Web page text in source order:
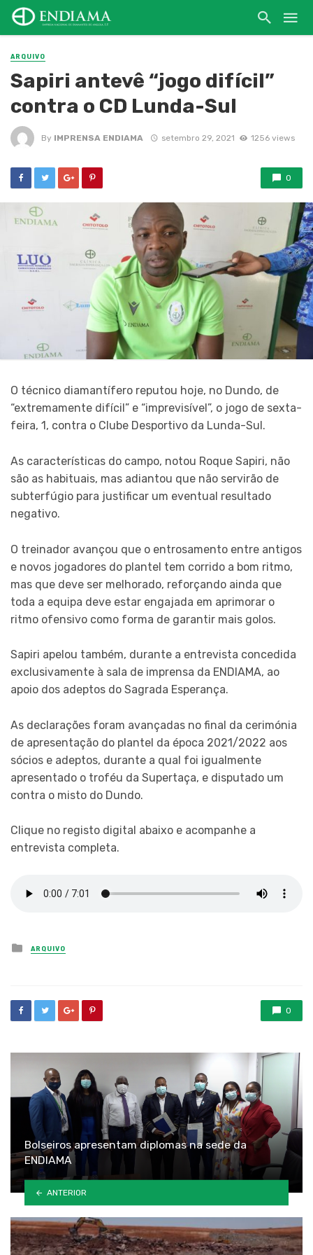
ARQUIVO
Sapiri antevê “jogo difícil”
contra o CD Lunda-Sul
By IMPRENSA ENDIAMA setembro 29, 2021 1256 views
0
O técnico diamantífero reputou hoje, no Dundo, de
“extremamente difícil” e “imprevisível”, o jogo de sexta-
feira, 1, contra o Clube Desportivo da Lunda-Sul.
As características do campo, notou Roque Sapiri, não
são as habituais, mas adiantou que não servirão de
subterfúgio para justificar um eventual resultado
negativo.
O treinador avançou que o entrosamento entre antigos
e novos jogadores do plantel tem corrido a bom ritmo,
mas que deve ser melhorado, reforçando ainda que
toda a equipa deve estar engajada em aprimorar o
ritmo ofensivo como forma de garantir mais golos.
Sapiri apelou também, durante a entrevista concedida
exclusivamente à sala de imprensa da ENDIAMA, ao
apoio dos adeptos do Sagrada Esperança.
As declarações foram avançadas no final da cerimónia
de apresentação do plantel da época 2021/2022 aos
sócios e adeptos, durante a qual foi igualmente
apresentado o troféu da Supertaça, e disputado um
contra o misto do Dundo.
Clique no registo digital abaixo e acompanhe a
entrevista completa.
Posted
in
ARQUIVO
0
Bolseiros apresentam diplomas na sede da
ENDIAMA
ANTERIOR